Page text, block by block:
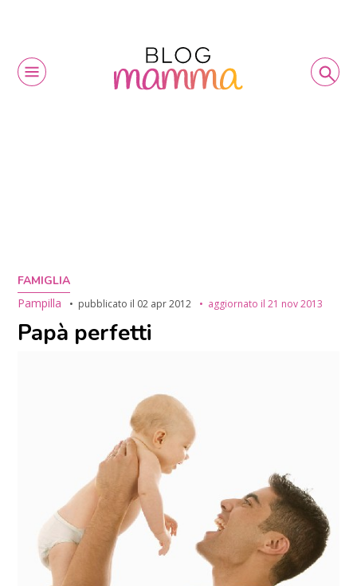
FAMIGLIA
Pampilla
pubblicato il 02 apr 2012 aggiornato il21 nov 2013
Papà perfetti